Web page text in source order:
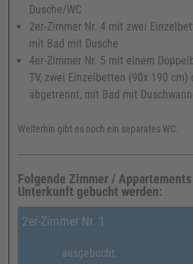
Dusche/WC
2er-Zimmer Nr. 4 mit zwei
mit Bad mit Dusche
4er-Zimmer Nr. 5 mit einem
TV, zwei Einzelbetten (90x 190 cm)
abgetrennt, mit Bad mit
Weiterhin gibt es noch ein separates WC.
Folgende Zimmer /
Unterkunft gebucht werden:
2er-Zimmer Nr. 1
ausgebucht